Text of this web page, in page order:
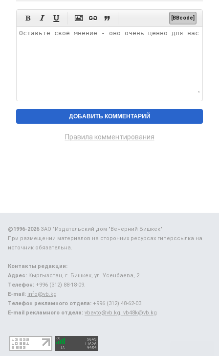
      [BBcode]
Правила комментирования
@1996-2026ЗАО "Издательский дом "Вечерний Бишкек"
При размещении материалов на сторонних ресурсах гиперссылка на
источник обязательна.
Контакты редакции:
Адрес: Кыргызстан, г. Бишкек, ул. Усенбаева, 2.
Телефон: +996 (312) 88-18-09.
E-mail: info@vb.kg
Телефон рекламного отдела: +996 (312) 48-62-03.
E-mail рекламного отдела: vbavto@vb.kg, vb48k@vb.kg